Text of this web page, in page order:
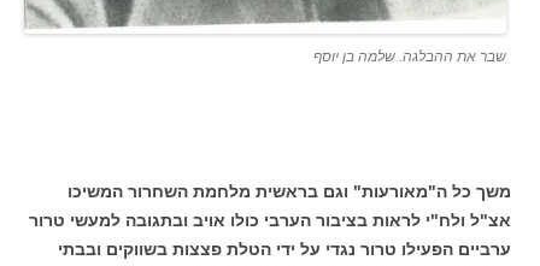
שבר את ההבלגה. שלמה בן יוסף
משך כל ה"מאורעות" וגם בראשית מלחמת השחרור המשיכו
אצ"ל ולח"י לראות בציבור הערבי כולו אויב ובתגובה למעשי טרור
ערביים הפעילו טרור נגדי על ידי הטלת פצצות בשווקים ובבתי